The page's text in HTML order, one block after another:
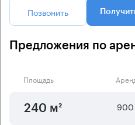
Позвонить
Предложения по
Площадь
240 м²